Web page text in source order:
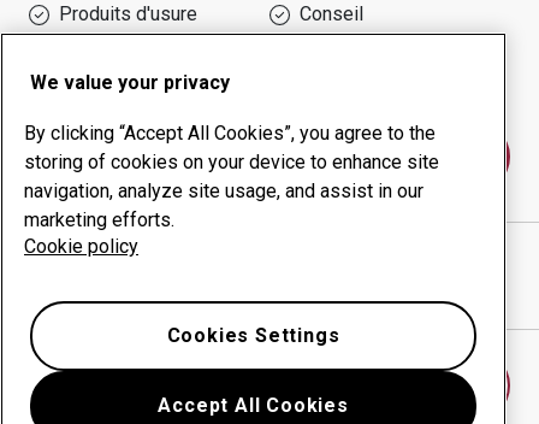
Produits d'usure
Conseil
disponibilité
Contactez-nous
Hydraulic Engineering SARL
We value your privacy
By clicking “Accept All Cookies”, you agree to the
storing of cookies on your device to enhance site
navigation, analyze site usage, and assist in our
marketing efforts.
Cookie policy
Accept All Cookies
Cookies Settings